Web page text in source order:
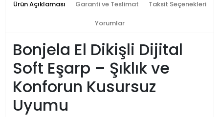
Ürün Açıklaması Garanti ve Teslimat Taksit Seçenekleri
Yorumlar
Bonjela El Dikişli Dijital
Soft Eşarp – Şıklık ve
Konforun Kusursuz
Uyumu